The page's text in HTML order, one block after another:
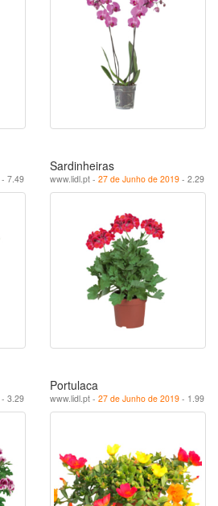
- 7.49
Sardinheiras
www.lidl.pt - 27 de Junho de 2019 - 2.29
- 3.29
Portulaca
www.lidl.pt - 27 de Junho de 2019 - 1.99